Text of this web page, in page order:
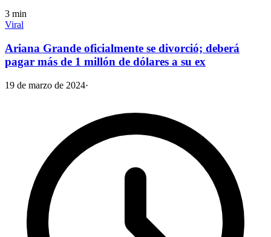
3 min
Viral
Ariana Grande oficialmente se divorció; deberá
pagar más de 1 millón de dólares a su ex
19 de marzo de 2024·